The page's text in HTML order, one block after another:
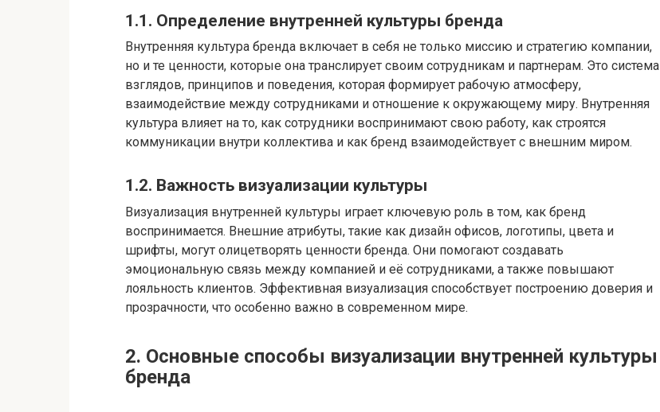
1.1. Определение внутренней культуры бренда
Внутренняя культура бренда включает в себя не только миссию и стратегию компании,
но и те ценности, которые она транслирует своим сотрудникам и партнерам. Это система
взглядов, принципов и поведения, которая формирует рабочую атмосферу,
взаимодействие между сотрудниками и отношение к окружающему миру. Внутренняя
культура влияет на то, как сотрудники воспринимают свою работу, как строятся
коммуникации внутри коллектива и как бренд взаимодействует с внешним миром.
1.2. Важность визуализации культуры
Визуализация внутренней культуры играет ключевую роль в том, как бренд
воспринимается. Внешние атрибуты, такие как дизайн офисов, логотипы, цвета и
шрифты, могут олицетворять ценности бренда. Они помогают создавать
эмоциональную связь между компанией и её сотрудниками, а также повышают
лояльность клиентов. Эффективная визуализация способствует построению доверия и
прозрачности, что особенно важно в современном мире.
2. Основные способы визуализации внутренней культуры
бренда